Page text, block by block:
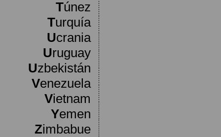
Túnez
Turquía
Ucrania
Uruguay
Uzbekistán
Venezuela
Vietnam
Yemen
Zimbabue